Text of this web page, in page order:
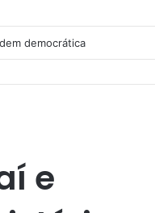
democrática
e